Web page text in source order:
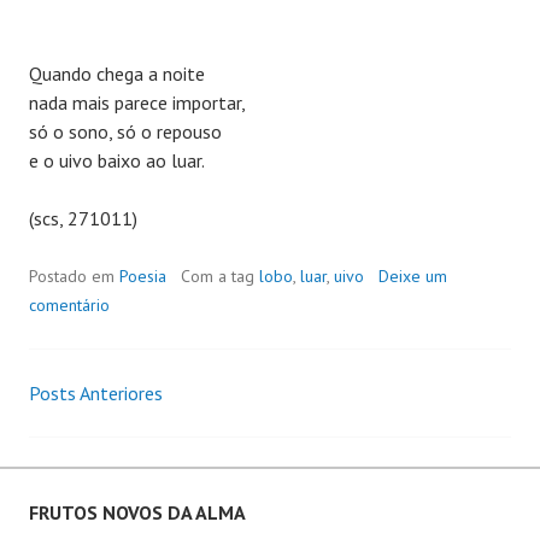
Quando chega a noite
nada mais parece importar,
só o sono, só o repouso
e o uivo baixo ao luar.
(scs, 271011)
Postado em Poesia Com a tag lobo, luar, uivo
Deixe um
comentário
Navegação
de
Posts
Posts Anteriores
FRUTOS NOVOS DA ALMA